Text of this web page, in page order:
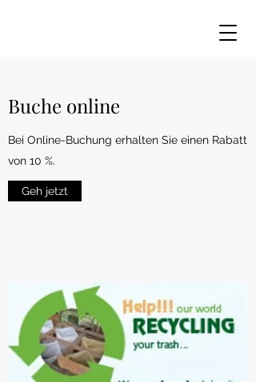
Buche online
Bei Online-Buchung erhalten Sie einen Rabatt
von 10 %.
Geh jetzt